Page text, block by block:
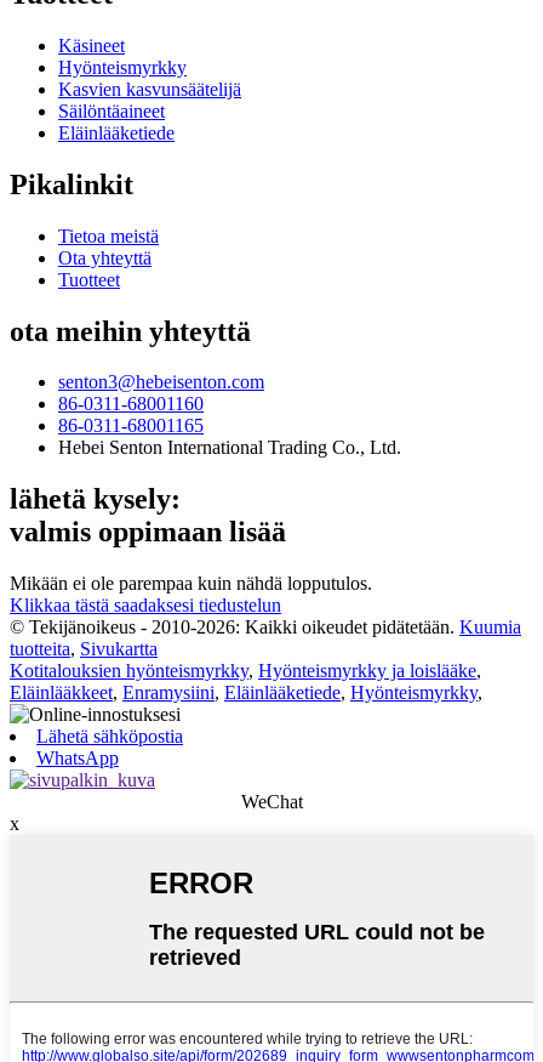
Käsineet
Hyönteismyrkky
Kasvien kasvunsäätelijä
Säilöntäaineet
Eläinlääketiede
Pikalinkit
Tietoa meistä
Ota yhteyttä
Tuotteet
ota meihin yhteyttä
senton3@hebeisenton.com
86-0311-68001160
86-0311-68001165
Hebei Senton International Trading Co., Ltd.
lähetä kysely:
valmis oppimaan lisää
Mikään ei ole parempaa kuin nähdä lopputulos.
Klikkaa tästä saadaksesi tiedustelun
© Tekijänoikeus - 2010-2026: Kaikki oikeudet pidätetään. Kuumia
tuotteita, Sivukartta
Kotitalouksien hyönteismyrkky, Hyönteismyrkky ja loislääke,
Eläinlääkkeet, Enramysiini, Eläinlääketiede, Hyönteismyrkky,
Lähetä sähköpostia
WhatsApp
WeChat
x